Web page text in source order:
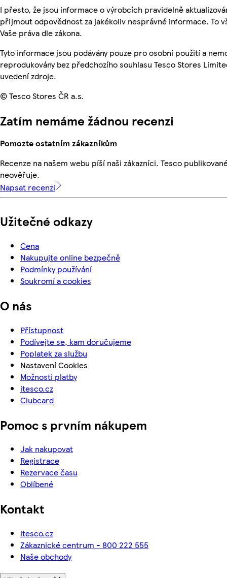
I přesto, že jsou informace o výrobcích pravidelně
přijmout odpovědnost za jakékoliv nesprávné informace. To
Vaše práva dle zákona.
Tyto informace jsou podávány pouze pro osobní použití a
reprodukovány bez předchozího souhlasu Tesco Stores
uvedení zdroje.
© Tesco Stores ČR a.s.
Zatím nemáme žádnou recenzi
Pomozte ostatním zákazníkům
Recenze na našem webu píší naši zákazníci. Tesco
neověřuje.
Napsat recenzi
Užitečné odkazy
Cena
Nakupujte online bezpečně
Podmínky používání
Soukromí a cookies
O nás
Přístupnost
Podívejte se, kam doručujeme
Poplatek za službu
Nastavení Cookies
Možnosti platby
itesco.cz
Clubcard
Pomoc s prvním nákupem
Jak nakupovat
Registrace
Rezervace času
Oblíbené
Kontakt
itesco.cz
Zákaznické centrum - 800 222 555
Naše obchody